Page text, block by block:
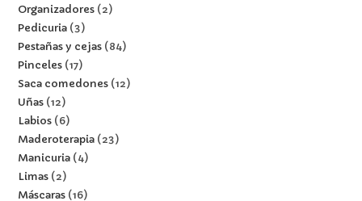
Organizadores 2
Pedicuria 3
Pestañas y cejas 84
Pinceles 17
Saca comedones 12
Uñas 12
Labios 6
Maderoterapia 23
Manicuria 4
Limas 2
Máscaras 16